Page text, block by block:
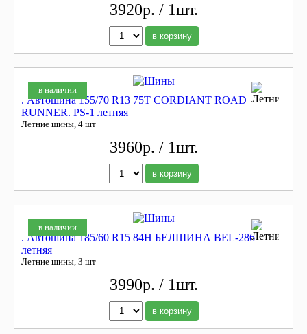
3920р. / 1шт.
в корзину
в наличии
. Автошина 155/70 R13 75T CORDIANT ROAD
RUNNER. PS-1 летняя
Летние шины, 4 шт
3960р. / 1шт.
в корзину
в наличии
. Автошина 185/60 R15 84H БЕЛШИНА BEL-286
летняя
Летние шины, 3 шт
3990р. / 1шт.
в корзину